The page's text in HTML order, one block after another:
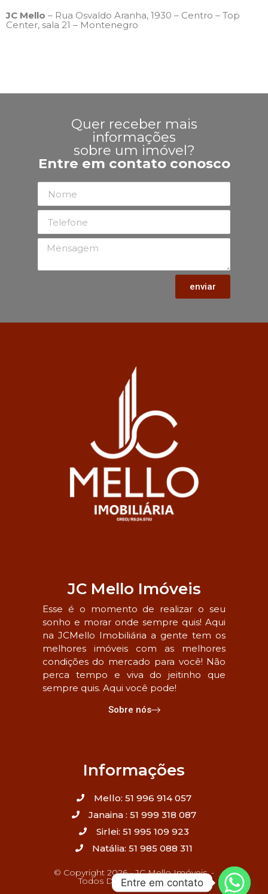
JC Mello – Rua Osvaldo Aranha, 1930 – Centro – Top
Center, sala 21 – Montenegro
Quer receber mais
informações
sobre um imóvel?
Entre em contato conosco
enviar
JC Mello Imóveis
Esse é o momento de realizar o seu
sonho e morar onde sempre quis! Aqui
na JCMello Imobiliária a gente tem os
melhores imóveis com as melhores
condições do mercado para você! Não
perca tempo e viva do jeitinho que
sempre quis. Aqui você pode!
Sobre nós
Informações
Mello: 51 996 914 057
Janaina : 51 999 318 087
Sirlei: 51 995 109 923
Natália: 51 985 088 311
© Copyright 2026 - JC Mello Imóveis. -
Todos Direitos Reservados
Entre em contato